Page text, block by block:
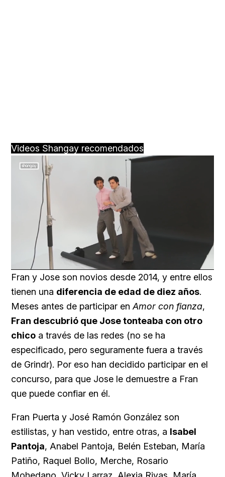
Videos Shangay recomendados
Unmute
91.74%
Fran y Jose son novios desde 2014, y entre ellos
tienen una diferencia de edad de diez años.
Meses antes de participar en Amor con fianza,
Fran descubrió que Jose tonteaba con otro
chico a través de las redes (no se ha
especificado, pero seguramente fuera a través
de Grindr). Por eso han decidido participar en el
concurso, para que Jose le demuestre a Fran
que puede confiar en él.
Fran Puerta y José Ramón González son
estilistas, y han vestido, entre otras, a Isabel
Pantoja, Anabel Pantoja, Belén Esteban, María
Patiño, Raquel Bollo, Merche, Rosario